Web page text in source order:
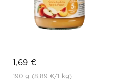
1,69 €
190 g (8,89 €/1 kg)